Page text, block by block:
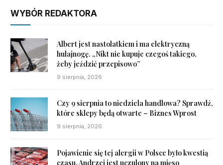
WYBÓR REDAKTORA
Albert jest nastolatkiem i ma elektryczną
hulajnogę. „Nikt nie kupuje czegoś takiego,
żeby jeździć przepisowo”
9 sierpnia, 2026
Czy 9 sierpnia to niedziela handlowa? Sprawdź,
które sklepy będą otwarte – Biznes Wprost
9 sierpnia, 2026
Pojawienie się tej alergii w Polsce było kwestią
czasu. Andrzej jest uczulony na mięso